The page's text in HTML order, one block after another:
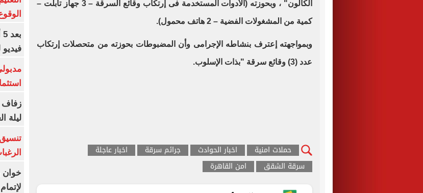
الكالون" ، وبحوزته (الأدوات المستخدمة فى إرتكاب وقائع السرقة – 3 جهاز تابلت –
كمية من المشغولات الفضية – 2 هاتف محمول).
وبمواجهته إعترف بنشاطه الإجرامى وأن المضبوطات بحوزته من متحصلات إرتكاب
عدد (3) وقائع سرقة "بذات الإسلوب.
حملات امنية اخبار الحوادث جرائم سرقة
اخبار عاجلة
سرقة الشقق
امن القاهرة
زفاف
ليلة
خوان